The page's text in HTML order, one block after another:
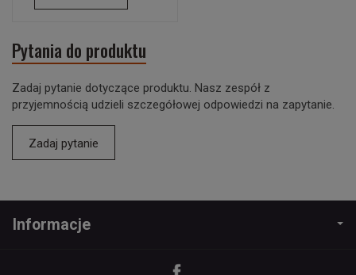
Pytania do produktu
Zadaj pytanie dotyczące produktu. Nasz zespół z
przyjemnością udzieli szczegółowej odpowiedzi na zapytanie.
Zadaj pytanie
Informacje